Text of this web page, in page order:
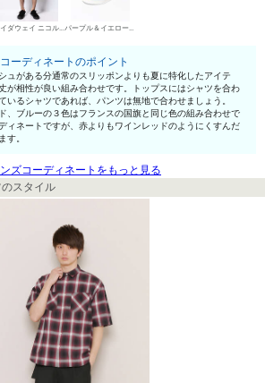
ハイダウェイ ニコル チノパン・綿パン パープル＆イエロー（メンズ） メッシュスリッポン
コーディネートのポイント
ュがある分通常のスリッポンよりも夏に特化したアイテ
が相性が良い組み合わせです。トップスにはシャツを合わ
いるシャツであれば、パンツは無地で合わせましょう。
、ブルーの３色はフランスの国旗と同じ色の組み合わせで
ィネートですが、赤よりもワインレッドのようにくすんだ
す。
ズコーディネートをもっと見る
スタイル